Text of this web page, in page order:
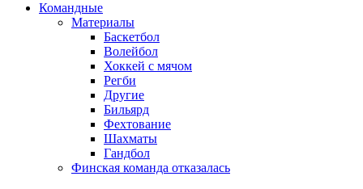
Командные
Материалы
Баскетбол
Волейбол
Хоккей с мячом
Регби
Другие
Бильярд
Фехтование
Шахматы
Гандбол
Финская команда отказалась